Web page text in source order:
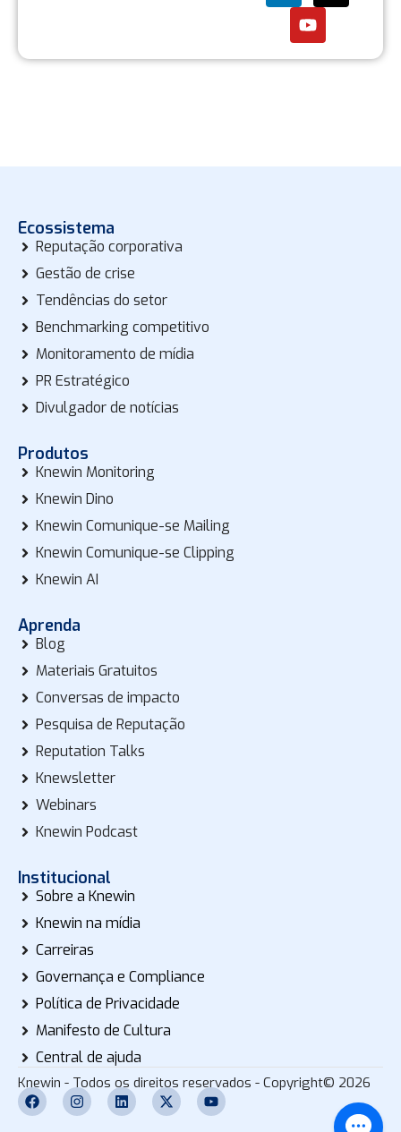
Ecossistema
Reputação corporativa
Gestão de crise
Tendências do setor
Benchmarking competitivo
Monitoramento de mídia
PR Estratégico
Divulgador de notícias
Produtos
Knewin Monitoring
Knewin Dino
Knewin Comunique-se Mailing
Knewin Comunique-se Clipping
Knewin AI
Aprenda
Blog
Materiais Gratuitos
Conversas de impacto
Pesquisa de Reputação
Reputation Talks
Knewsletter
Webinars
Knewin Podcast
Institucional
Sobre a Knewin
Knewin na mídia
Carreiras
Governança e Compliance
Política de Privacidade
Manifesto de Cultura
Central de ajuda
Knewin - Todos os direitos reservados - Copyright© 2026